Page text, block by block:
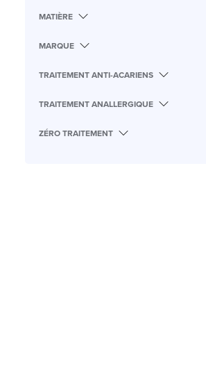
MATIÈRE
MARQUE
TRAITEMENT ANTI-ACARIENS
TRAITEMENT ANALLERGIQUE
ZÉRO TRAITEMENT